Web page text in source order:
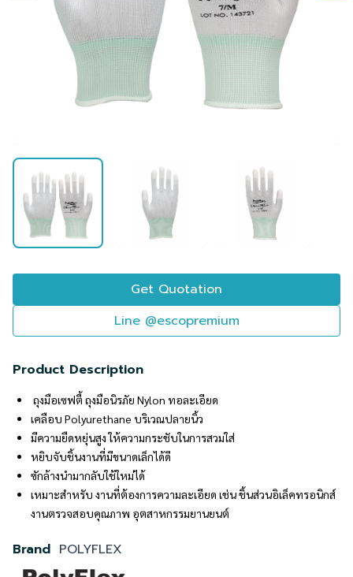
Get Quotation
Line @escopremium
Product Description
ถุงมือเซฟตี้ ถุงมือนิรภัย Nylon ทอละเอียด
เคลือบ Polyurethane บริเวณปลายนิ้ว
มีความยืดหยุ่นสูง ให้ความกระชับในการสวมใส่
หยิบจับชิ้นงานที่มีขนาดเล็กได้ดี
ซักล้างนำมากลับใช้ใหม่ได้
เหมาะสำหรับ งานที่ต้องการความละเอียด เช่น ชิ้นส่วนอิเล็คทรอนิกส์
งานตรวจสอบคุณภาพ อุตสาหกรรมยานยนต์
Brand POLYFLEX